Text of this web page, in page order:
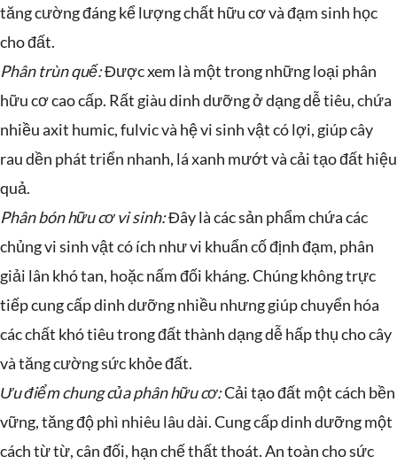
tăng cường đáng kể lượng chất hữu cơ và đạm sinh học
cho đất.
Phân trùn quế:Được xem là một trong những loại phân
hữu cơ cao cấp. Rất giàu dinh dưỡng ở dạng dễ tiêu, chứa
nhiều axit humic, fulvic và hệ vi sinh vật có lợi, giúp cây
rau dền phát triển nhanh, lá xanh mướt và cải tạo đất hiệu
quả.
Phân bón hữu cơ vi sinh:Đây là các sản phẩm chứa các
chủng vi sinh vật có ích như vi khuẩn cố định đạm, phân
giải lân khó tan, hoặc nấm đối kháng. Chúng không trực
tiếp cung cấp dinh dưỡng nhiều nhưng giúp chuyển hóa
các chất khó tiêu trong đất thành dạng dễ hấp thụ cho cây
và tăng cường sức khỏe đất.
Ưu điểm chung của phân hữu cơ:Cải tạo đất một cách bền
vững, tăng độ phì nhiêu lâu dài. Cung cấp dinh dưỡng một
cách từ từ, cân đối, hạn chế thất thoát. An toàn cho sức